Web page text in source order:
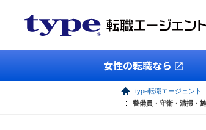
女性の転職なら
type転職エージェント
警備員・守衛・清掃・